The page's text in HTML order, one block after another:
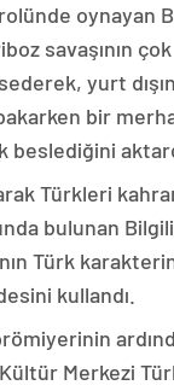
oynayan
savaşının çok
yurt
bir
beslediğini
Türkleri
bulunan
Türk
kullandı.
Merkezi